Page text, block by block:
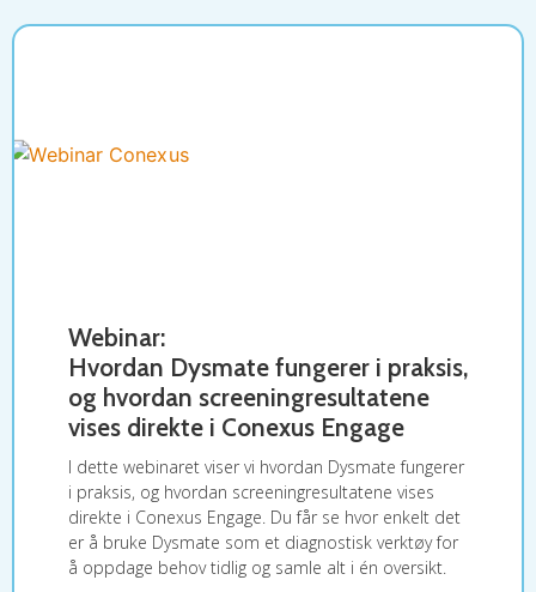
Webinar:
Hvordan Dysmate fungerer i praksis,
og hvordan screeningresultatene
vises direkte i Conexus Engage
I dette webinaret viser vi hvordan Dysmate fungerer
i praksis, og hvordan screeningresultatene vises
direkte i Conexus Engage. Du får se hvor enkelt det
er å bruke Dysmate som et diagnostisk verktøy for
å oppdage behov tidlig og samle alt i én oversikt.